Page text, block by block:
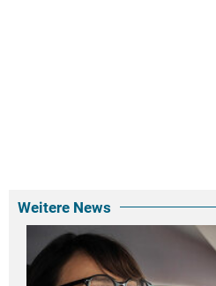
Weitere News